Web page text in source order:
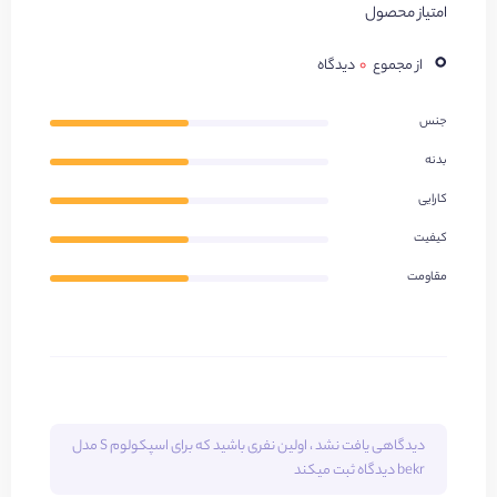
امتیاز محصول
۰ از مجموع ۰دیدگاه
جنس
بدنه
کارایی
کیفیت
مقاومت
دیدگاهی یافت نشد ، اولین نفری باشید که برای
اسپکولوم S مدل
bekrدیدگاه ثبت میکند